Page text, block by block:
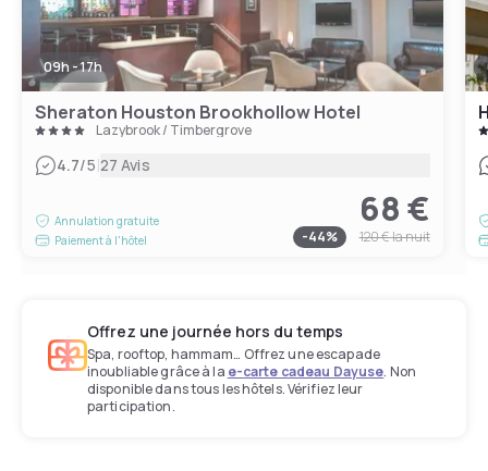
09h - 17h
Sheraton Houston Brookhollow Hotel
Lazybrook / Timbergrove
4.7/5|27 Avis
Annulation gratuite
Paiement à l'hôtel
68 €
-44% 120 €la nuit
Offrez une journée hors du temps
Spa, rooftop, hammam… Offrez une escapade
inoubliable grâce à la e-carte cadeau Dayuse. Non
disponible dans tous les hôtels. Vérifiez leur
participation.